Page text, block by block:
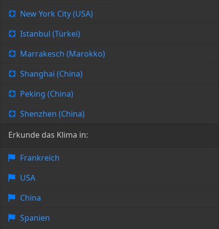
New York City (USA)
Istanbul (Türkei)
Marrakesch (Marokko)
Shanghai (China)
Peking (China)
Shenzhen (China)
Erkunde das Klima in:
Frankreich
USA
China
Spanien